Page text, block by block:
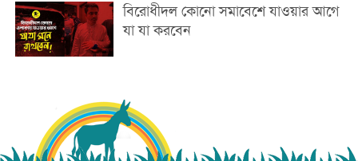
বিরোধীদল কোনো সমাবেশে যাওয়ার আগে
যা যা করবেন